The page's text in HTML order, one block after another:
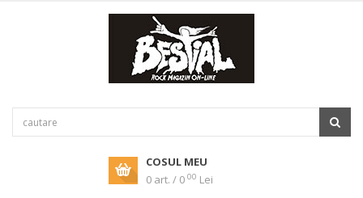
COSUL MEU
0 art. / 0 00 Lei